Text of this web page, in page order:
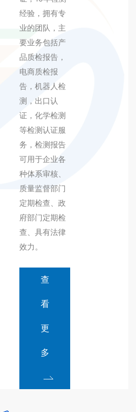
经验，拥有专
业的团队，主
要业务包括产
品质检报告，
电商质检报
告，机器人检
测，出口认
证，化学检测
等检测认证服
务，检测报告
可用于企业各
种体系审核、
质量监督部门
定期检查、政
府部门定期检
查、具有法律
效力。
查
看
更
多